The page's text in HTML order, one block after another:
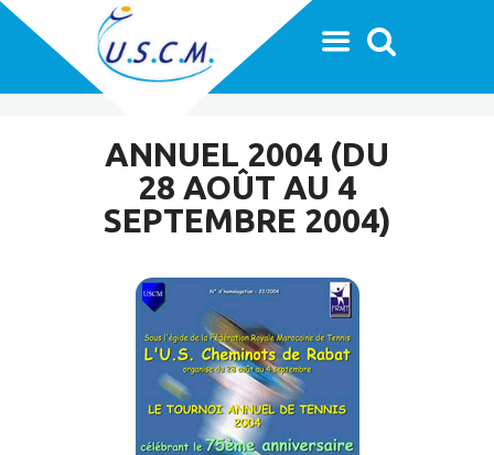
ANNUEL 2004 (DU
28 AOÛT AU 4
SEPTEMBRE 2004)